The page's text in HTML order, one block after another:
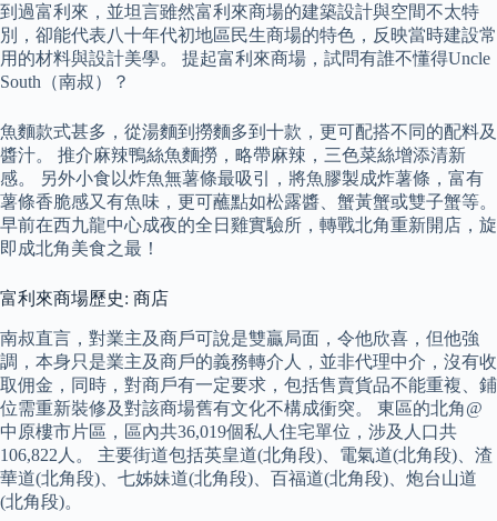
到過富利來，並坦言雖然富利來商場的建築設計與空間不太特
別，卻能代表八十年代初地區民生商場的特色，反映當時建設常
用的材料與設計美學。 提起富利來商場，試問有誰不懂得Uncle
South（南叔）？
魚麵款式甚多，從湯麵到撈麵多到十款，更可配搭不同的配料及
醬汁。 推介麻辣鴨絲魚麵撈，略帶麻辣，三色菜絲增添清新
感。 另外小食以炸魚無薯條最吸引，將魚膠製成炸薯條，富有
薯條香脆感又有魚味，更可蘸點如松露醬、蟹黃蟹或雙子蟹等。
早前在西九龍中心成夜的全日雞實驗所，轉戰北角重新開店，旋
即成北角美食之最！
富利來商場歷史: 商店
南叔直言，對業主及商戶可說是雙贏局面，令他欣喜，但他強
調，本身只是業主及商戶的義務轉介人，並非代理中介，沒有收
取佣金，同時，對商戶有一定要求，包括售賣貨品不能重複、鋪
位需重新裝修及對該商場舊有文化不構成衝突。 東區的北角@
中原樓市片區，區內共36,019個私人住宅單位，涉及人口共
106,822人。 主要街道包括英皇道(北角段)、電氣道(北角段)、渣
華道(北角段)、七姊妹道(北角段)、百福道(北角段)、炮台山道
(北角段)。